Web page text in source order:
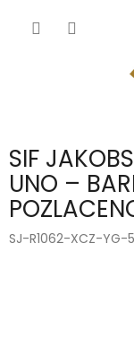
SIF
UNO –
SJ-R1062-XCZ-YG-